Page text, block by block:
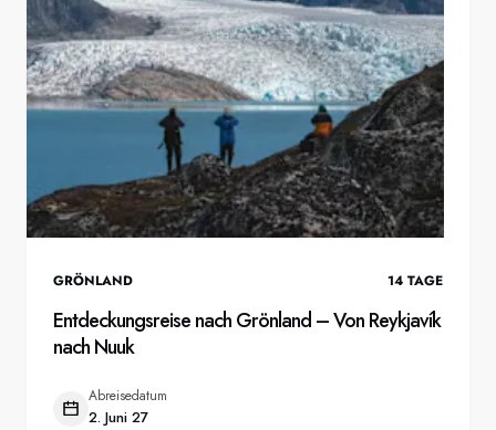
GRÖNLAND 14 TAGE
Entdeckungsreise nach Grönland – Von Reykjavík
nach Nuuk
Abreisedatum
2. Juni 27